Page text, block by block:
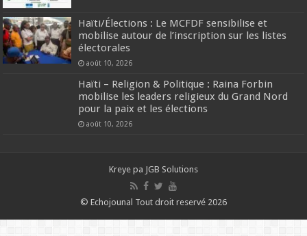
Haïti/Élections : Le MCFDF sensibilise et
mobilise autour de l’inscription sur les listes
électorales
août 10, 2026
Haïti – Religion & Politique : Raina Forbin
mobilise les leaders religieux du Grand Nord
pour la paix et les élections
août 10, 2026
Kreye pa JGB Solutions
© Echojounal Tout droit reservé 2026